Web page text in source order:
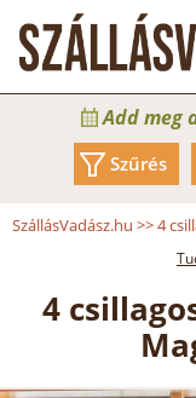
Add meg
Szűrés
SzállásVadász.hu >>4
4